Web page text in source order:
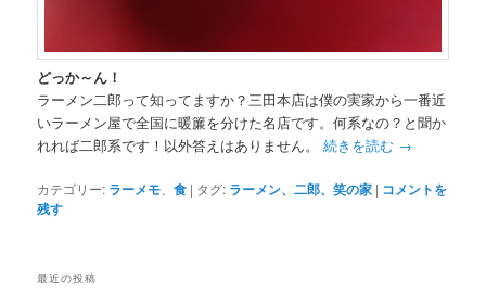
どっか～ん！
ラーメン二郎って知ってますか？三田本店は僕の実家から一番近
いラーメン屋で全国に暖簾を分けた名店です。何系なの？と聞か
れれば二郎系です！以外答えはありません。続きを読む →
カテゴリー: ラーメモ 、食 | タグ: ラーメン、二郎、笑の家 | コメントを
残す
最近の投稿